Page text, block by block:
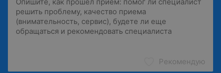
Рекомендую